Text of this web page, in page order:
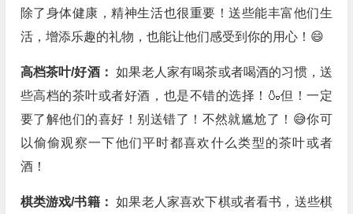
除了身体健康，精神生活也很重要！送些能丰富他们生
活，增添乐趣的礼物，也能让他们感受到你的用心！😄
高档茶叶/好酒：如果老人家有喝茶或者喝酒的习惯，送
些高档的茶叶或者好酒，也是不错的选择！🍶但！一定
要了解他们的喜好！别送错了！不然就尴尬了！😅你可
以偷偷观察一下他们平时都喜欢什么类型的茶叶或者
酒！
棋类游戏/书籍：如果老人家喜欢下棋或者看书，送些棋